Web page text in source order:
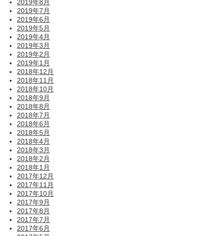
2019年8月
2019年7月
2019年6月
2019年5月
2019年4月
2019年3月
2019年2月
2019年1月
2018年12月
2018年11月
2018年10月
2018年9月
2018年8月
2018年7月
2018年6月
2018年5月
2018年4月
2018年3月
2018年2月
2018年1月
2017年12月
2017年11月
2017年10月
2017年9月
2017年8月
2017年7月
2017年6月